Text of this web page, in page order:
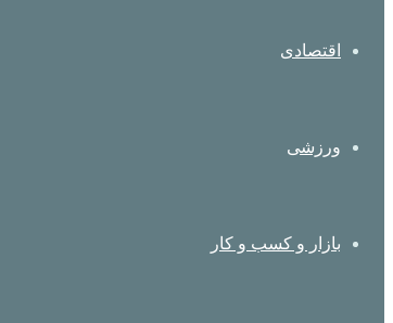
اقتصادی
ورزشی
بازار و کسب و کار